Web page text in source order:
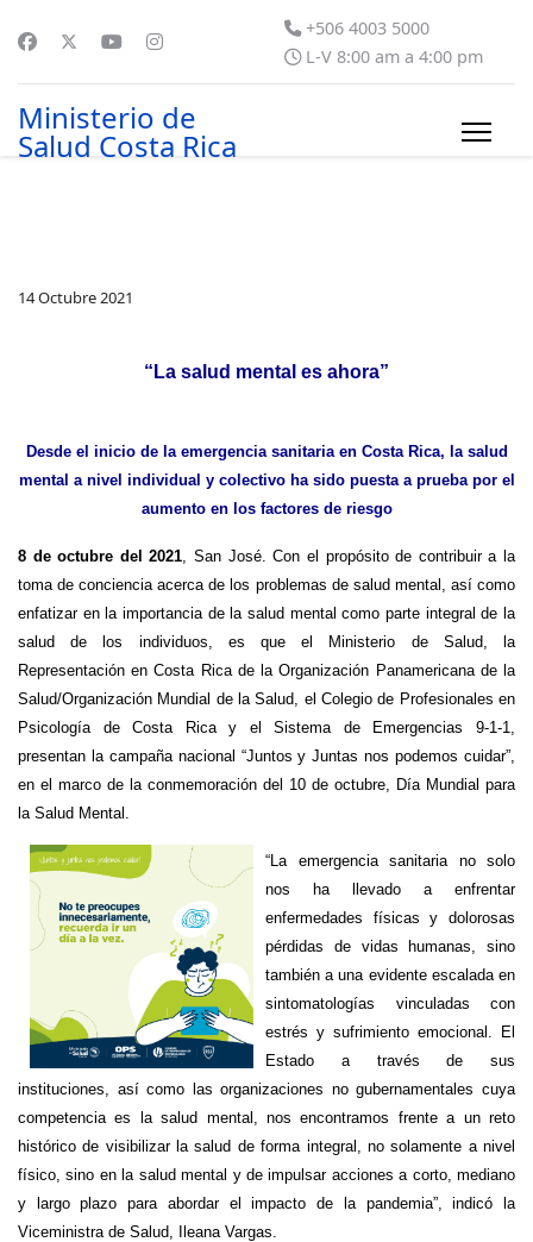
+506 4003 5000
L-V 8:00 am a 4:00 pm
Ministerio de
Salud Costa Rica
14 Octubre 2021
“La salud mental es ahora”
Desde el inicio de la emergencia sanitaria en Costa Rica, la salud
mental a nivel individual y colectivo ha sido puesta a prueba por el
aumento en los factores de riesgo
8 de octubre del 2021, San José. Con el propósito de contribuir a la
toma de conciencia acerca de los problemas de salud mental, así como
enfatizar en la importancia de la salud mental como parte integral de la
salud de los individuos, es que el Ministerio de Salud, la
Representación en Costa Rica de la Organización Panamericana de la
Salud/Organización Mundial de la Salud, el Colegio de Profesionales en
Psicología de Costa Rica y el Sistema de Emergencias 9-1-1,
presentan la campaña nacional “Juntos y Juntas nos podemos cuidar”,
en el marco de la conmemoración del 10 de octubre, Día Mundial para
la Salud Mental.
“La emergencia sanitaria no solo
nos ha llevado a enfrentar
enfermedades físicas y dolorosas
pérdidas de vidas humanas, sino
también a una evidente escalada en
sintomatologías vinculadas con
estrés y sufrimiento emocional. El
Estado a través de sus
instituciones, así como las organizaciones no gubernamentales cuya
competencia es la salud mental, nos encontramos frente a un reto
histórico de visibilizar la salud de forma integral, no solamente a nivel
físico, sino en la salud mental y de impulsar acciones a corto, mediano
y largo plazo para abordar el impacto de la pandemia”, indicó la
Viceministra de Salud, Ileana Vargas.